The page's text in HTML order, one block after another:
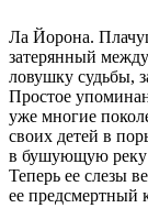
Ла Йорона.
затерянный
ловушку судьбы,
Простое
уже многие
своих детей в
в бушующую реку
Теперь ее слезы
ее предсмертный